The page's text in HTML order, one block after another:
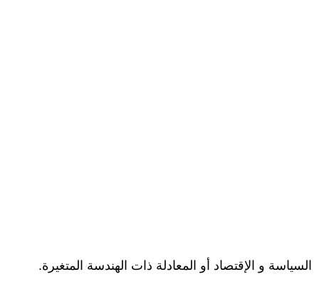
السياسة و الإقتصاد أو المعادلة ذات الهندسة المتغيرة.